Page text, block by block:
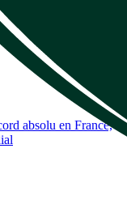
et ''défier'' le haka
absolu en France,